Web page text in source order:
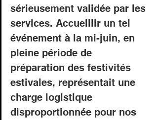
sérieusement validée par les
services. Accueillir un tel
événement à la mi-juin, en
pleine période de
préparation des festivités
estivales, représentait une
charge logistique
disproportionnée pour nos